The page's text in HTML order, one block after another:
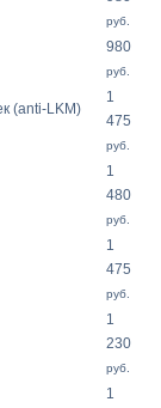
руб.
980
руб.
(anti-LKM)
1
475
руб.
1
480
руб.
1
475
руб.
1
230
руб.
1